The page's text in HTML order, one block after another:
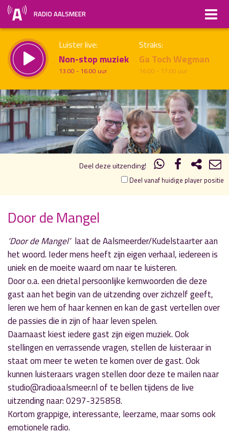
RADIO AALSMEER
Luister live:
Non-stop muziek
13.00 - 16.00 uur
Straks:
Ga Toch Wegman
16.00 - 17.00 uur
19.00 20.00
Vorig uur uur 1 van 1 Volgend uur
Inklappen
Deel deze uitzending!
Deel vanaf huidige player positie
Door de Mangel
‘Door de Mangel’laat de Aalsmeerder/Kudelstaarter aan
het woord. Ieder mens heeft zijn eigen verhaal, iedereen is
uniek en de moeite waard om naar te luisteren.
Door o.a. een drietal persoonlijke kernwoorden die deze
gast aan het begin van de uitzending over zichzelf geeft,
leren we hem of haar kennen en kan de gast vertellen over
de passies die in zijn of haar leven spelen.
Daarnaast kiest iedere gast zijn eigen muziek. Ook
stellingen en verrassende vragen, stellen de luisteraar in
staat om meer te weten te komen over de gast. Ook
kunnen luisteraars vragen stellen door deze te mailen naar
studio@radioaalsmeer.nl of te bellen tijdens de live
uitzending naar: 0297-325858.
Kortom grappige, interessante, leerzame, maar soms ook
emotionele radio.